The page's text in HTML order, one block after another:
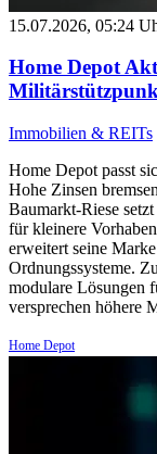
15.07.2026, 05:24
Home Depot
Immobilien & REITs
Home Depot passt
Hohe Zinsen
Baumarkt-Riese
für kleinere
erweitert seine
Ordnungssysteme.
modulare Lösungen
versprechen höhere
Home Depot